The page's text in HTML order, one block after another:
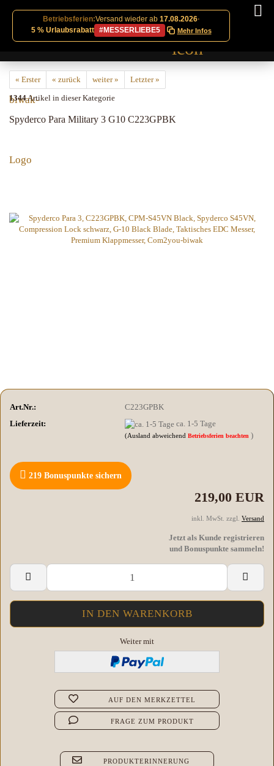
Betriebsferien:Versand wieder ab 17.08.2026·
5 % Urlaubsrabatt
#MESSERLIEBE5 Mehr Infos
« Erster « zurück weiter »
Letzter »
1344Artikel in dieser Kategorie
Spyderco Para Military 3 G10 C223GPBK
Art.Nr.:
C223GPBK
Lieferzeit:
ca. 1-5 Tage
(Ausland abweichendBetriebsferien beachten )
219 Bonuspunkte sichern
219,00 EUR
inkl. MwSt. zzgl. Versand
Jetzt als Kunde registrieren
und Bonuspunkte sammeln!
Weiter mit
AUF DEN MERKZETTEL
FRAGE ZUM PRODUKT
PRODUKTERINNERUNG